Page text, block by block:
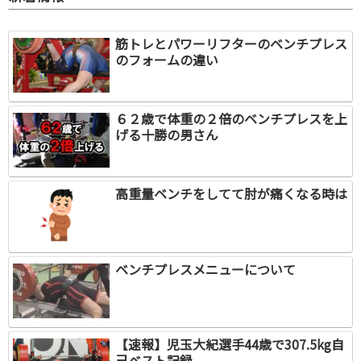
筋トレとパワーリフターのベンチプレス
のフォームの違い
６２歳で体重の２倍のベンチプレスを上
げる十勝の男さん
高重量ベンチをしてて肘が痛くなる時は
ベンチプレスメニューについて
【速報】児玉大紀選手44歳で307.5kg自